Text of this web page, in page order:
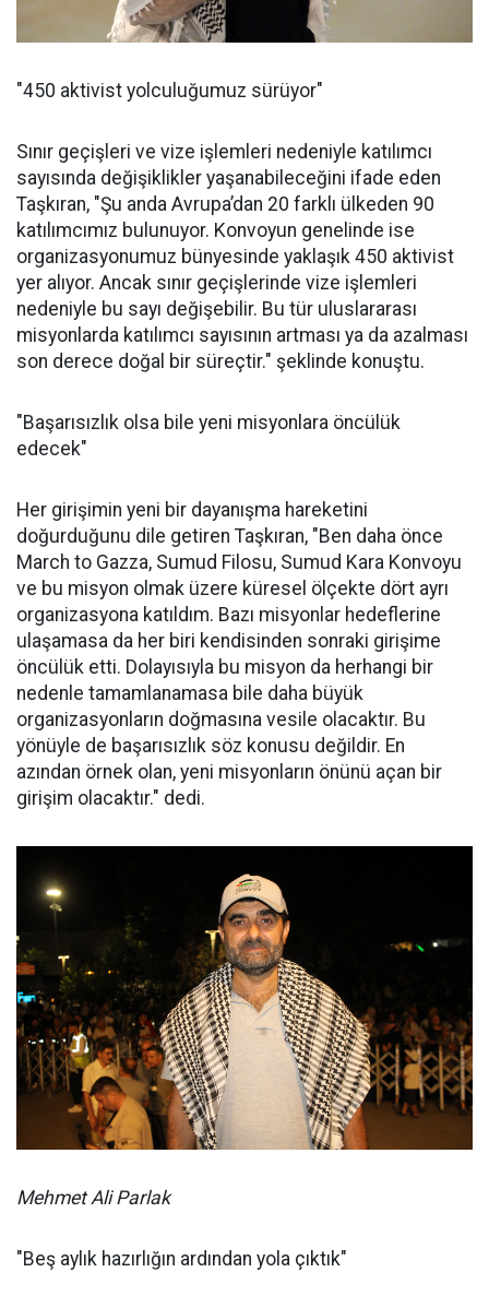
"450 aktivist yolculuğumuz sürüyor"
Sınır geçişleri ve vize işlemleri nedeniyle katılımcı
sayısında değişiklikler yaşanabileceğini ifade eden
Taşkıran, "Şu anda Avrupa’dan 20 farklı ülkeden 90
katılımcımız bulunuyor. Konvoyun genelinde ise
organizasyonumuz bünyesinde yaklaşık 450 aktivist
yer alıyor. Ancak sınır geçişlerinde vize işlemleri
nedeniyle bu sayı değişebilir. Bu tür uluslararası
misyonlarda katılımcı sayısının artması ya da azalması
son derece doğal bir süreçtir." şeklinde konuştu.
"Başarısızlık olsa bile yeni misyonlara öncülük
edecek"
Her girişimin yeni bir dayanışma hareketini
doğurduğunu dile getiren Taşkıran, "Ben daha önce
March to Gazza, Sumud Filosu, Sumud Kara Konvoyu
ve bu misyon olmak üzere küresel ölçekte dört ayrı
organizasyona katıldım. Bazı misyonlar hedeflerine
ulaşamasa da her biri kendisinden sonraki girişime
öncülük etti. Dolayısıyla bu misyon da herhangi bir
nedenle tamamlanamasa bile daha büyük
organizasyonların doğmasına vesile olacaktır. Bu
yönüyle de başarısızlık söz konusu değildir. En
azından örnek olan, yeni misyonların önünü açan bir
girişim olacaktır." dedi.
Mehmet Ali Parlak
"Beş aylık hazırlığın ardından yola çıktık"